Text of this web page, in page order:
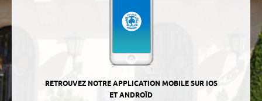
RETROUVEZ NOTRE APPLICATION MOBILE SUR IOS
ET ANDROÏD